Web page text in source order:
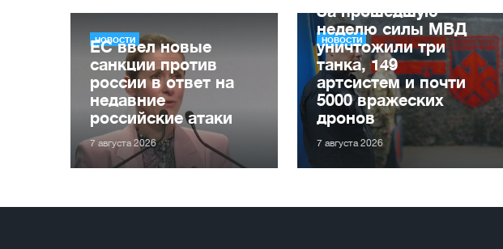
НОВОСТИ
ЕС ввел новые
санкции против
россии в ответ на
недавние
российские атаки
7 августа 2026
НОВОСТИ
За прошедшую
неделю силы МВД
уничтожили три
танка, 149
артсистем и почти
5000 вражеских
дронов
7 августа 2026